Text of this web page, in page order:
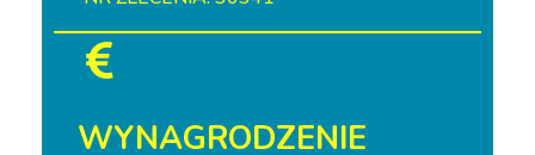
WYNAGRODZENIE